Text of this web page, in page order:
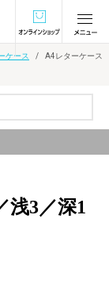
オンラインショ
ケース
A4レターケース
浅3／深1